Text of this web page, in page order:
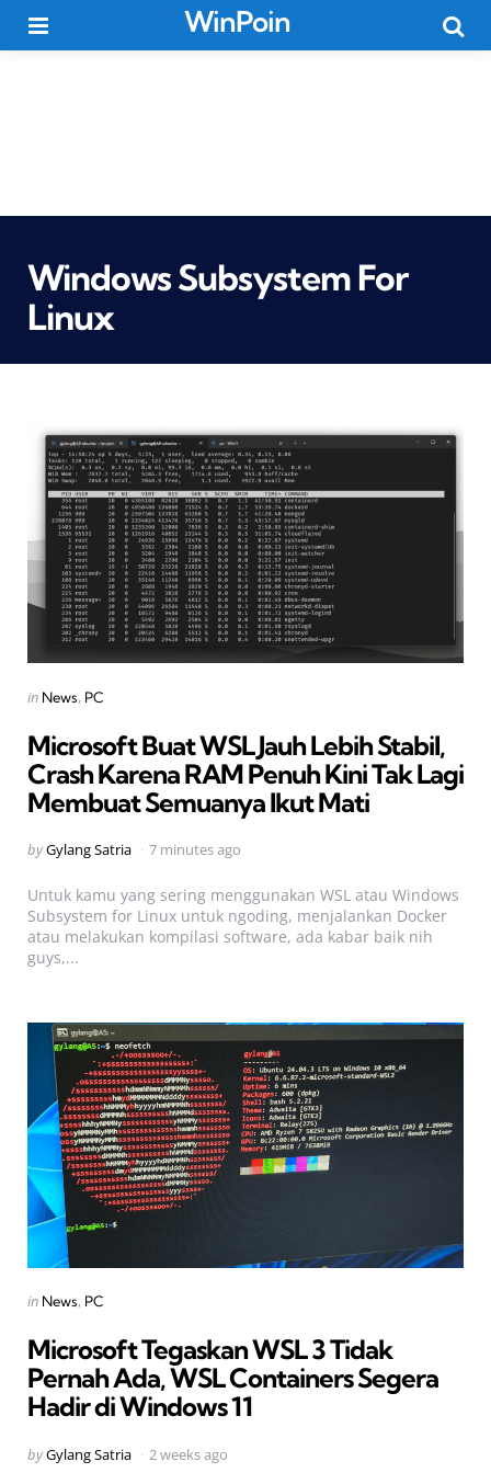
WinPoin
Windows Subsystem For
Linux
Categories
Posted
in News PC
Microsoft Buat WSL Jauh Lebih Stabil,
Crash Karena RAM Penuh Kini Tak Lagi
Membuat Semuanya Ikut Mati
Posted
byGylang Satria 7 minutes ago
Untuk kamu yang sering menggunakan WSL atau Windows
Subsystem for Linux untuk ngoding, menjalankan Docker
atau melakukan kompilasi software, ada kabar baik nih
guys,...
Categories
Posted
in News PC
Microsoft Tegaskan WSL 3 Tidak
Pernah Ada, WSL Containers Segera
Hadir di Windows 11
Posted
byGylang Satria 2 weeks ago